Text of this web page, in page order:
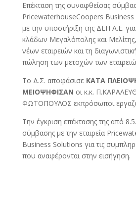
Επέκταση της συναφθείσας
PricewaterhouseCoopers Business
με την υποστήριξη της ΔΕΗ Α.Ε.
κλάδων Μεγαλόπολης και
νέων εταιρειών και τη
πώληση των μετοχών των
Το Δ.Σ. αποφάσισε ΚΑΤΑ
ΜΕΙΟΨΗΦΙΣΑΝ οι κ.κ.
ΦΩΤΟΠΟΥΛΟΣ εκπρόσωποι
Την έγκριση επέκτασης της από
σύμβασης με την εταιρεία
Business Solutions για τις
που αναφέρονται στην εισήγηση.